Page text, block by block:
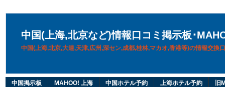
中国(上海,北京など)情報口コミ掲示板･
中国(上海,北京,大連,天津,広州,深セン,成都,桂林,マカオ,香港等)の情報交換
中国掲示板 MAHOO! 上海 中国ホテル予約 上海ホテル予約 旧